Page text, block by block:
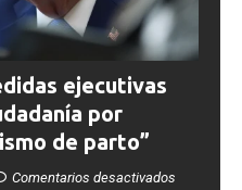
ejecutivas
por
de parto”